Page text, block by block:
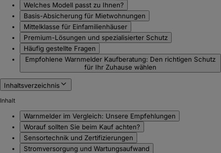
Welches Modell passt zu Ihnen?
Basis-Absicherung für Mietwohnungen
Mittelklasse für Einfamilienhäuser
Premium-Lösungen und spezialisierter Schutz
Häufig gestellte Fragen
Empfohlene Warnmelder Kaufberatung: Den richtigen Schutz
für Ihr Zuhause wählen
Inhaltsverzeichnis
Inhalt
Warnmelder im Vergleich: Unsere Empfehlungen
Worauf sollten Sie beim Kauf achten?
Sensortechnik und Zertifizierungen
Stromversorgung und Wartungsaufwand